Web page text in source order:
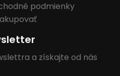
podmienky
a získajte od nás